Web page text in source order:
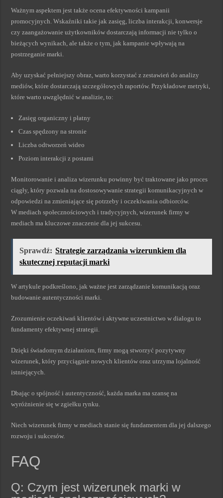
Ważnym aspektem jest także ocena efektywności kampanii
promocyjnych. Wskaźniki takie jak zasięg, liczba interakcji, konwersje
czy zaangażowanie użytkowników dostarczają informacji nie tylko o
bieżących wynikach, ale także o tym, jak kampanie wpływają na
postrzeganie marki.
Aby uzyskać pełniejszy obraz, warto korzystać z zestawień do analizy
mediów, które dostarczają szczegółowych raportów. Przykładowe metryki,
które warto uwzględnić w analizie, to:
Zasięg organiczny i płatny
Czas spędzony na stronie
Liczba odtworzeń wideo
Poziom interakcji z postami
Monitorowanie i analiza wizerunku powinny być traktowane jako proces
ciągły, który pozwala na dostosowywanie strategii komunikacyjnych w
odpowiedzi na zmieniające się potrzeby i oczekiwania odbiorców.
W mediach społecznościowych i tradycyjnych, wizerunek firmy w
mediach ma kluczowe znaczenie dla jej sukcesu.
Sprawdź: Strategie zarządzania wizerunkiem dla
skutecznej reputacji marki
W artykule podkreślono, jak ważne jest zarządzanie komunikacją oraz
budowanie autentyczności marki.
Zrozumienie oczekiwań klientów i aktywne uczestnictwo w dialogu to
fundamenty efektywnej strategii.
Dzięki świadomym działaniom, firmy mogą stworzyć pozytywny
wizerunek, który przyciągnie nowych klientów oraz utrzyma lojalność
istniejących.
Dbając o spójność i autentyczność, każda marka ma szansę na
wyróżnienie się w zgiełku rynku.
Niech wizerunek firmy w mediach stanie się fundamentem dla jej dalszego
rozwoju i sukcesów.
FAQ
Q: Czym jest wizerunek marki w